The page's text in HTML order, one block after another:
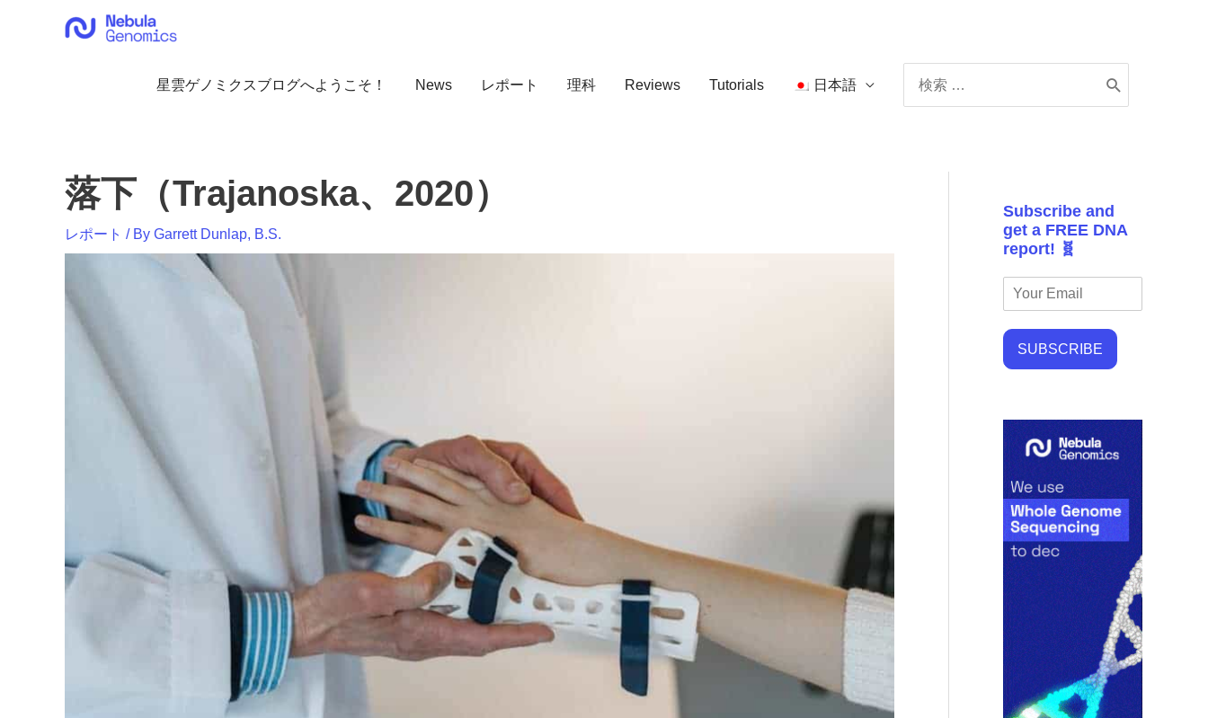
星雲ゲノミクスブログへようこそ！ News レポート 理科 Reviews Tutorials 日本語
for:
落下（Trajanoska、2020）
レポート / By Garrett Dunlap, B.S.
Subscribe and
get a FREE DNA
report! 🧬
SUBSCRIBE